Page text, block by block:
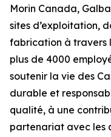
Morin Canada,
sites d’exploitation,
fabrication à travers
plus de 4000
soutenir la vie des
durable et
qualité, à une
partenariat avec les